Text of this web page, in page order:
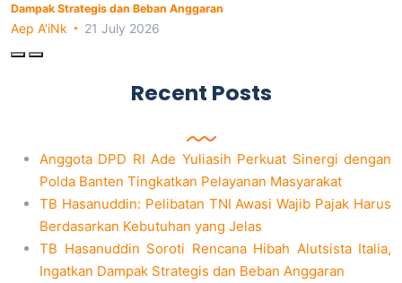
Dampak Strategis dan Beban Anggaran
Aep A'iNk 21 July 2026
Recent Posts
Anggota DPD RI Ade Yuliasih Perkuat Sinergi dengan
Polda Banten Tingkatkan Pelayanan Masyarakat
TB Hasanuddin: Pelibatan TNI Awasi Wajib Pajak Harus
Berdasarkan Kebutuhan yang Jelas
TB Hasanuddin Soroti Rencana Hibah Alutsista Italia,
Ingatkan Dampak Strategis dan Beban Anggaran